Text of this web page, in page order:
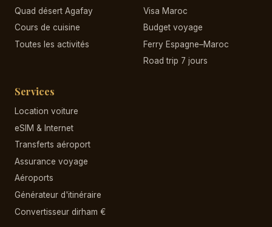
Quad désert Agafay
Cours de cuisine
Toutes les activités
Visa Maroc
Budget voyage
Ferry Espagne–Maroc
Road trip 7 jours
Services
Location voiture
eSIM & Internet
Transferts aéroport
Assurance voyage
Aéroports
Générateur d'itinéraire
Convertisseur dirham €